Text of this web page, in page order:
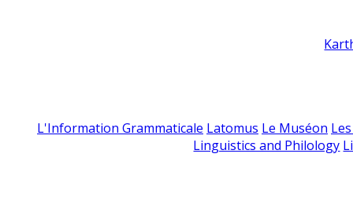
L'Information Grammaticale Latomus Le Muséon
Linguistics and Philology